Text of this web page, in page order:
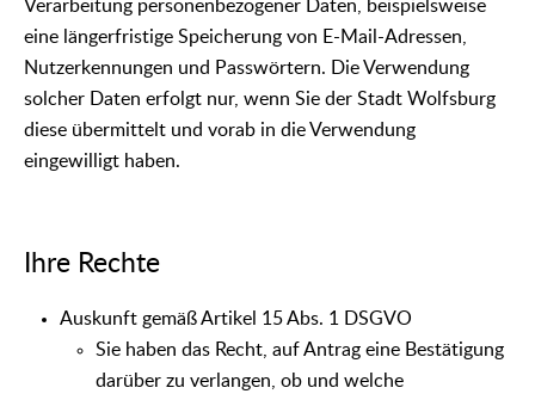
Verarbeitung personenbezogener Daten, beispielsweise
eine längerfristige Speicherung von E-Mail-Adressen,
Nutzerkennungen und Passwörtern. Die Verwendung
solcher Daten erfolgt nur, wenn Sie der Stadt Wolfsburg
diese übermittelt und vorab in die Verwendung
eingewilligt haben.
Ihre Rechte
Auskunft gemäß Artikel 15 Abs. 1 DSGVO
Sie haben das Recht, auf Antrag eine Bestätigung
darüber zu verlangen, ob und welche